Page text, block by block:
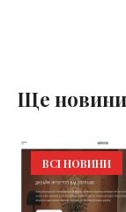
Ще новини
ВСІ НОВИНИ